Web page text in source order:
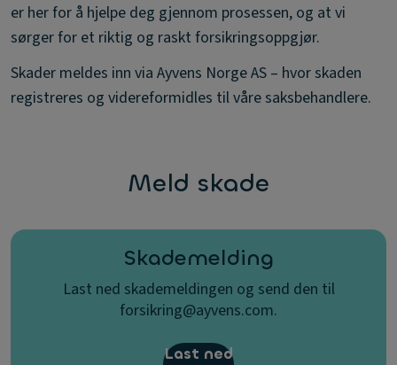
er her for å hjelpe deg gjennom prosessen, og at vi
sørger for et riktig og raskt forsikringsoppgjør.
Skader meldes inn via Ayvens Norge AS – hvor skaden
registreres og videreformidles til våre saksbehandlere.
Meld skade
Skademelding
Last ned skademeldingen og send den til
forsikring@ayvens.com.
Last ned